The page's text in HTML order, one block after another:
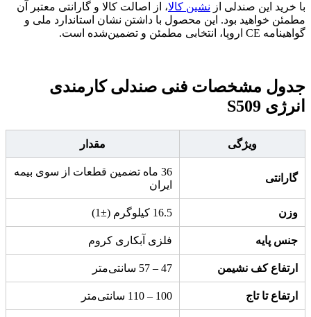
با خرید این صندلی از نشین کالا، از اصالت کالا و گارانتی معتبر آن
مطمئن خواهید بود. این محصول با داشتن نشان استاندارد ملی و
گواهینامه CE اروپا، انتخابی مطمئن و تضمین‌شده است.
جدول مشخصات فنی صندلی کارمندی
انرژی S509
ویژگی مقدار
گارانتی
36 ماه تضمین قطعات از سوی بیمه
ایران
وزن 16.5 کیلوگرم (±1)
جنس پایه فلزی آبکاری کروم
ارتفاع کف نشیمن 47 – 57 سانتی‌متر
ارتفاع تا تاج 100 – 110 سانتی‌متر